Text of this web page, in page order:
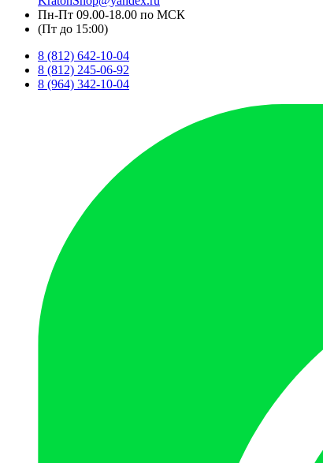
Пн-Пт 09.00-18.00 по МСК
(Пт до 15:00)
8 (812) 642-10-04
8 (812) 245-06-92
8 (964) 342-10-04